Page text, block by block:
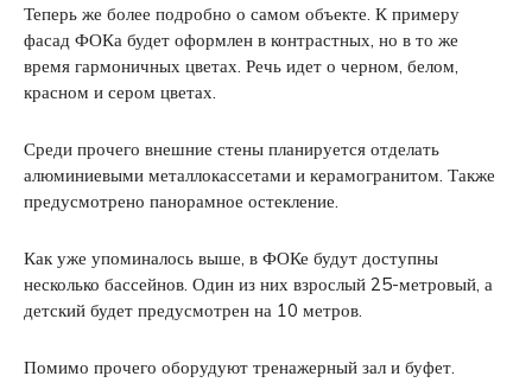
Теперь же более подробно о самом объекте. К примеру
фасад ФОКа будет оформлен в контрастных, но в то же
время гармоничных цветах. Речь идет о черном, белом,
красном и сером цветах.
Среди прочего внешние стены планируется отделать
алюминиевыми металлокассетами и керамогранитом. Также
предусмотрено панорамное остекление.
Как уже упоминалось выше, в ФОКе будут доступны
несколько бассейнов. Один из них взрослый 25-метровый, а
детский будет предусмотрен на 10 метров.
Помимо прочего оборудуют тренажерный зал и буфет.